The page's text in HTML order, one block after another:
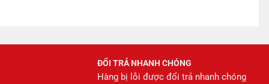
ĐỔI TRẢ NHANH CHÓNG
Hàng bị lỗi được đổi trả nhanh chóng